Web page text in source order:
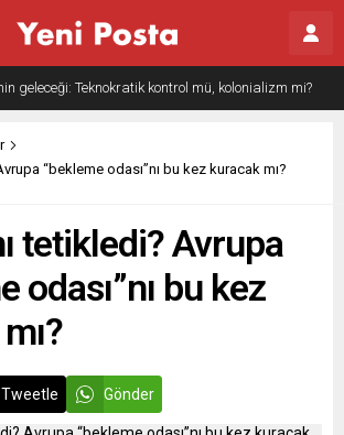
geleceği: Teknokratik kontrol mü, kolonializm mi?
“bekleme odası”nı bu kez kuracak mı?
tetikledi? Avrupa
odası”nı bu kez
Tweetle Gönder